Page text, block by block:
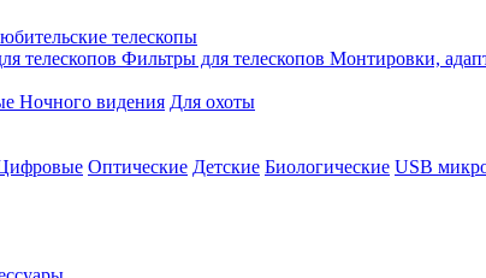
телескопы
телескопов Фильтры для телескопов Монтировки,
Ночного видения Для охоты
Оптические Детские Биологические USB